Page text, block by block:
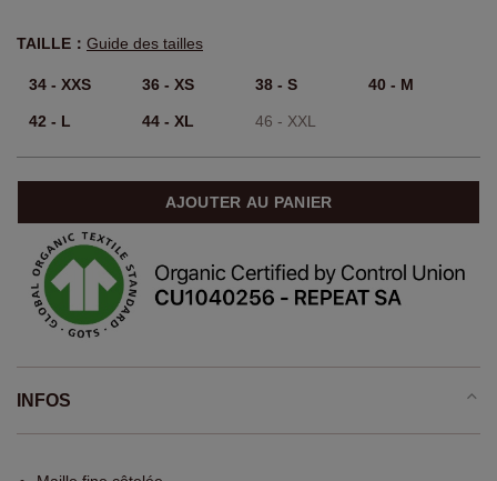
TAILLE： Guide des tailles
34 - XXS 36 - XS 38 - S 40 - M
42 - L 44 - XL 46 - XXL
AJOUTER AU PANIER
INFOS